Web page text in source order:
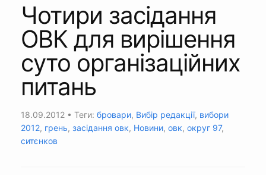
Чотири засідання
ОВК для вирішення
суто організаційних
питань
18.09.2012 • Теги: бровари, Вибір редакції, вибори
2012, грень, засідання овк, Новини, овк, округ 97,
ситєнков